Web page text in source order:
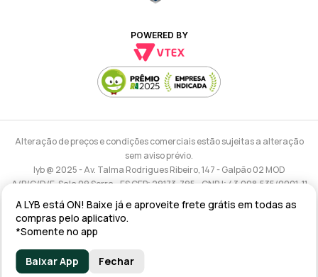
POWERED BY
Alteração de preços e condições comerciais estão sujeitas a alteração
sem aviso prévio.
lyb @ 2025 - Av. Talma Rodrigues Ribeiro, 147 - Galpão 02 MOD
A/B/C/D/E, Sala 09 Serra - ES CEP: 29173-795 - CNPJ: 43.008.535/0001-11
A LYB está ON! Baixe já e aproveite frete grátis em todas as
compras pelo aplicativo.
*Somente no app
Baixar App Fechar